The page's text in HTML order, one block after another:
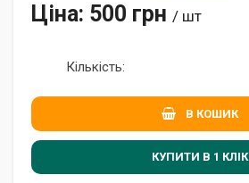
Ціна: 500 грн / шт
Кількість:
В КОШИК
КУПИТИ В 1 КЛIК